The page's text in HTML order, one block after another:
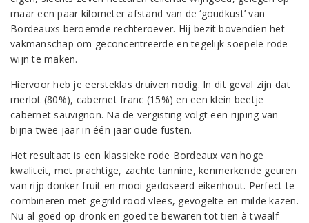
maar een paar kilometer afstand van de ‘goudkust’ van
Bordeauxs beroemde rechteroever. Hij bezit bovendien het
vakmanschap om geconcentreerde en tegelijk soepele rode
wijn te maken.
Hiervoor heb je eersteklas druiven nodig. In dit geval zijn dat
merlot (80%), cabernet franc (15%) en een klein beetje
cabernet sauvignon. Na de vergisting volgt een rijping van
bijna twee jaar in één jaar oude fusten.
Het resultaat is een klassieke rode Bordeaux van hoge
kwaliteit, met prachtige, zachte tannine, kenmerkende geuren
van rijp donker fruit en mooi gedoseerd eikenhout. Perfect te
combineren met gegrild rood vlees, gevogelte en milde kazen.
Nu al goed op dronk en goed te bewaren tot tien à twaalf